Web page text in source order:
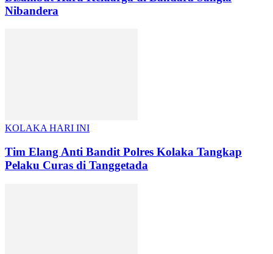
Nibandera
KOLAKA HARI INI
Tim Elang Anti Bandit Polres Kolaka Tangkap
Pelaku Curas di Tanggetada